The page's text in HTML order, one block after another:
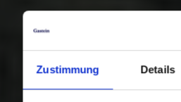
Zustimmung Details